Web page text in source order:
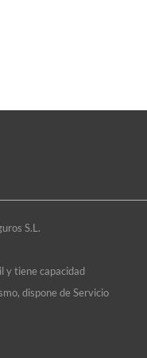
S.L.
y tiene capacidad
dispone de Servicio